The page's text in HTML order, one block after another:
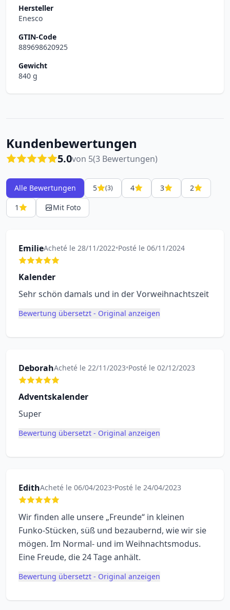
Hersteller
Enesco
GTIN-Code
889698620925
Gewicht
840 g
Kundenbewertungen
5.0von 5(3 Bewertungen)
Alle Bewertungen 5 (3) 4 3
2
1
Mit Foto
EmilieAcheté le 28/11/2022•Posté le 06/11/2024
Kalender
Sehr schön damals und in der Vorweihnachtszeit
Bewertung übersetzt - Original anzeigen
DeborahAcheté le 22/11/2023•Posté le 02/12/2023
Adventskalender
Super
Bewertung übersetzt - Original anzeigen
EdithAcheté le 06/04/2023•Posté le 24/04/2023
Wir finden alle unsere „Freunde“ in kleinen
Funko-Stücken, süß und bezaubernd, wie wir sie
mögen. Im Normal- und im Weihnachtsmodus.
Eine Freude, die 24 Tage anhält.
Bewertung übersetzt - Original anzeigen